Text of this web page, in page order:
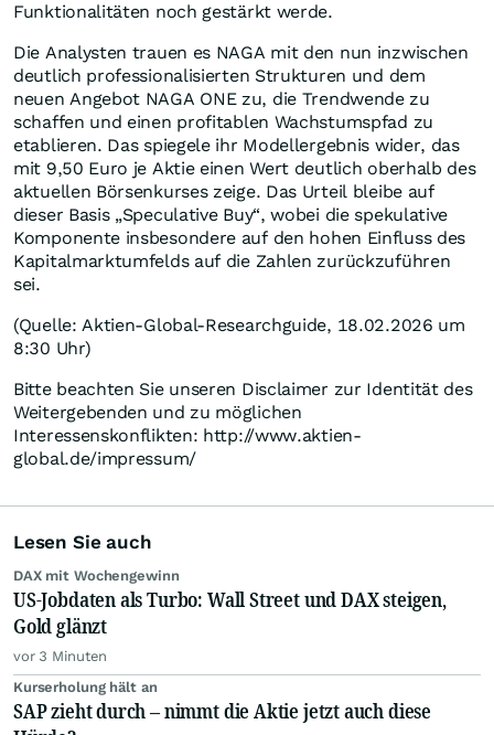
Funktionalitäten noch gestärkt werde.
Die Analysten trauen es NAGA mit den nun inzwischen
deutlich professionalisierten Strukturen und dem
neuen Angebot NAGA ONE zu, die Trendwende zu
schaffen und einen profitablen Wachstumspfad zu
etablieren. Das spiegele ihr Modellergebnis wider, das
mit 9,50 Euro je Aktie einen Wert deutlich oberhalb des
aktuellen Börsenkurses zeige. Das Urteil bleibe auf
dieser Basis „Speculative Buy“, wobei die spekulative
Komponente insbesondere auf den hohen Einfluss des
Kapitalmarktumfelds auf die Zahlen zurückzuführen
sei.
(Quelle: Aktien-Global-Researchguide, 18.02.2026 um
8:30 Uhr)
Bitte beachten Sie unseren Disclaimer zur Identität des
Weitergebenden und zu möglichen
Interessenskonflikten: http://www.aktien-
global.de/impressum/
Lesen Sie auch
DAX mit Wochengewinn
US-Jobdaten als Turbo: Wall Street und DAX steigen,
Gold glänzt
vor 3 Minuten
Kurserholung hält an
SAP zieht durch – nimmt die Aktie jetzt auch diese